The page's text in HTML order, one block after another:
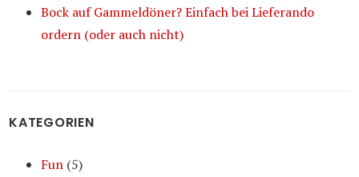
Bock auf Gammeldöner? Einfach bei Lieferando
ordern (oder auch nicht)
KATEGORIEN
Fun (5)